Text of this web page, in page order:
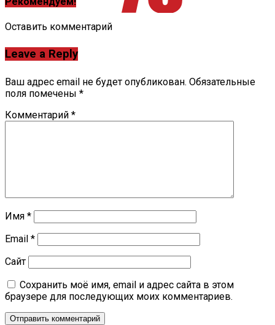
Оставить комментарий
Leave a Reply
Ваш адрес email не будет опубликован. Обязательные
поля помечены *
Комментарий *
Имя *
Email *
Сайт
Сохранить моё имя, email и адрес сайта в этом
браузере для последующих моих комментариев.